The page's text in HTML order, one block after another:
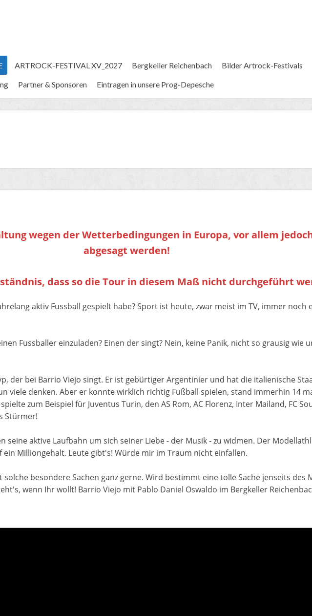
ARTROCK-FESTIVAL XV_2027 Bergkeller Reichenbach Bilder Artrock-Festivals
Partner & Sponsoren Eintragen in unsere Prog-Depesche
wegen der Wetterbedingungen in Europa, vor allem
abgesagt werden!
dass so die Tour in diesem Maß nicht durchgeführt
aktiv Fussball gespielt habe? Sport ist heute, zwar meist im TV, immer noch
Fussballer einzuladen? Einen der singt? Nein, keine Panik, nicht so grausig wie
der bei Barrio Viejo singt. Er ist gebürtiger Argentinier und hat die italienische
viele denken. Aber er konnte wirklich richtig Fußball spielen, stand immerhin 14
zum Beispiel für Juventus Turin, den AS Rom, AC Florenz, Inter Mailand, FC
Stürmer!
seine aktive Laufbahn um sich seiner Liebe - der Musik - zu widmen. Der
ein Milliongehalt. Leute gibt's! Würde mir im Traum nicht einfallen.
solche besondere Sachen ganz gerne. Wird bestimmt eine tolle Sache jenseits des
wenn Ihr wollt! Barrio Viejo mit Pablo Daniel Oswaldo im Bergkeller